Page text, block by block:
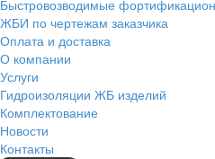
Быстровозводимые
ЖБИ по чертежам заказчика
Оплата и доставка
О компании
Услуги
Гидроизоляции ЖБ изделий
Комплектование
Новости
Контакты